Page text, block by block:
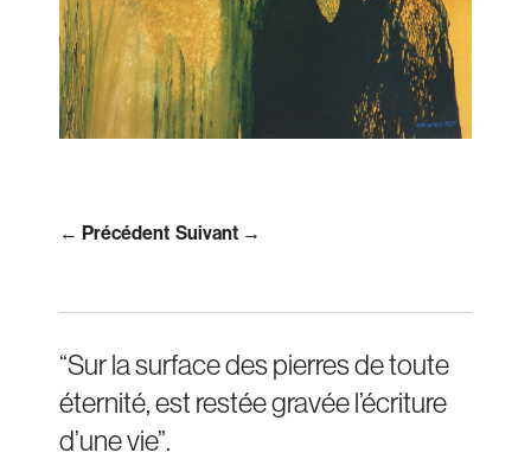
← Précédent Suivant →
“Sur la surface des pierres de toute
éternité, est restée gravée l’écriture
d’une vie”.